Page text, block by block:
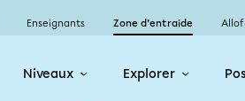
Enseignants Zone d’entraide
Niveaux Explorer